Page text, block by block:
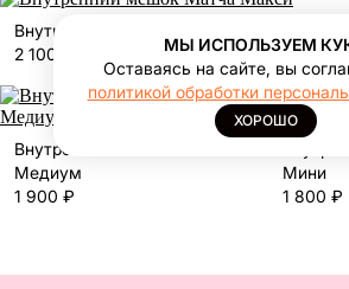
Внутренний мешок Матча Макси
2 100 ₽
Внутренний мешок Матча
Медиум
1 900 ₽
Мини
1 800 ₽
МЫ ИСПОЛЬЗУЕМ
Оставаясь на сайте, вы
политикой обработки
ХОРОШО